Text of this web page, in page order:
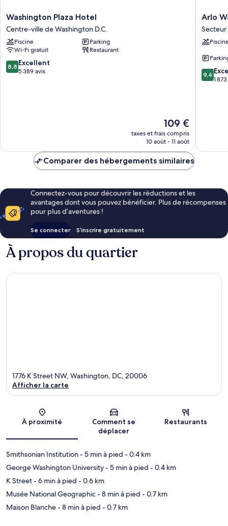
Washington
Plaza
Hotel
Centre-
ville
de
Washington
Washington Plaza Hotel
Centre-ville de Washington D.C.
Piscine
Parking
Wi-Fi gratuit
Restaurant
8.8
sur
8,8 Excellent
5 389 avis
Le
nouveau
prix
de
109 €
taxes et frais compris
10 août - 11 août
Arlo
DC
Secteur
Arlo
9.4
sur
9,4
1
Comparer des hébergements similaires
Connectez-vous pour découvrir les réductions et les
avantages dont vous pouvez bénéficier. Plus de récompenses
pour plus d’aventures !
Se connecter S’inscrire gratuitement
À propos du quartier
Carte
1776 K Street NW, Washington, DC, 20006
Afficher la carte
À proximité
Comment se
déplacer
Restaurants
Smithsonian Institution- 5 min à pied - 0.4 km
George Washington University- 5 min à pied - 0.4 km
K Street- 6 min à pied - 0.6 km
Musée National Geographic- 8 min à pied - 0.7 km
Maison Blanche- 8 min à pied - 0.7 km